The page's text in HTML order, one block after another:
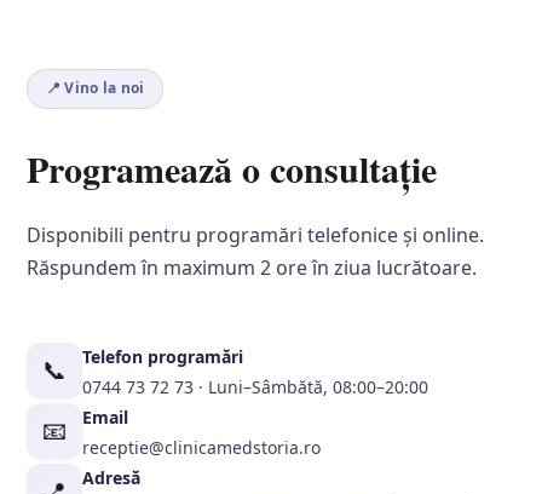
📍 Vino la noi
Programează o consultație
Disponibili pentru programări telefonice și online.
Răspundem în maximum 2 ore în ziua lucrătoare.
📞
Telefon programări
0744 73 72 73 · Luni–Sâmbătă, 08:00–20:00
📧
Email
receptie@clinicamedstoria.ro
Adresă